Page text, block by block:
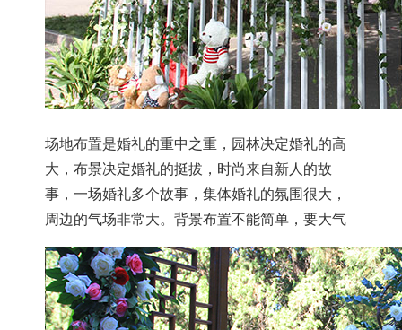
场地布置是婚礼的重中之重，园林决定婚礼的高
大，布景决定婚礼的挺拔，时尚来自新人的故
事，一场婚礼多个故事，集体婚礼的氛围很大，
周边的气场非常大。背景布置不能简单，要大气